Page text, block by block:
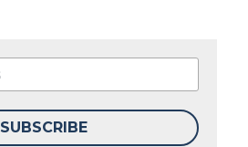
SUBSCRIBE